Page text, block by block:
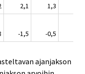
2,1
1,3
-1,5 -0,5
ajanjakson